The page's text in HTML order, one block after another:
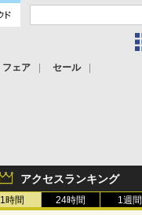
フェア セール
アクセスランキング
1時間 24時間 1週間